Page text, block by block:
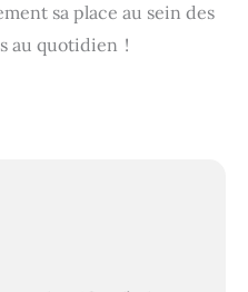
sa place au sein des
au quotidien !